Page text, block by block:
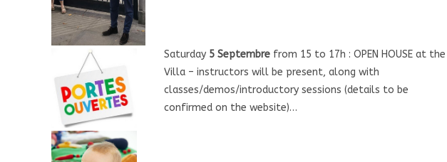
Saturday 5 Septembre from 15 to 17h : OPEN HOUSE at the
Villa – instructors will be present, along with
classes/demos/introductory sessions (details to be
confirmed on the website)…